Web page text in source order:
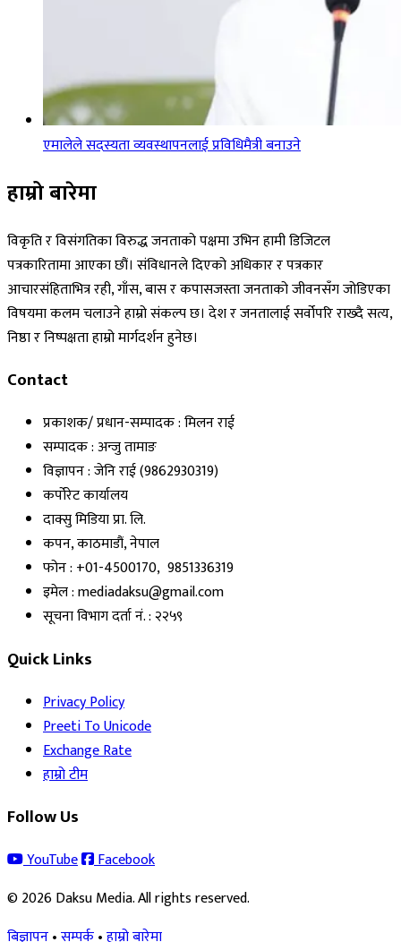
एमालेले सदस्यता व्यवस्थापनलाई प्रविधिमैत्री बनाउने
हाम्रो बारेमा
विकृति र विसंगतिका विरुद्ध जनताको पक्षमा उभिन हामी डिजिटल
पत्रकारितामा आएका छौं। संविधानले दिएको अधिकार र पत्रकार
आचारसंहिताभित्र रही, गाँस, बास र कपासजस्ता जनताको जीवनसँग जोडिएका
विषयमा कलम चलाउने हाम्रो संकल्प छ। देश र जनतालाई सर्वोपरि राख्दै सत्य,
निष्ठा र निष्पक्षता हाम्रो मार्गदर्शन हुनेछ।
Contact
प्रकाशक/ प्रधान-सम्पादक : मिलन राई
सम्पादक : अन्जु तामाङ
विज्ञापन : जेनि राई (9862930319)
कर्पोरेट कार्यालय
दाक्सु मिडिया प्रा. लि.
कपन, काठमाडौं, नेपाल
फोन : +01-4500170, 9851336319
इमेल : mediadaksu@gmail.com
सूचना विभाग दर्ता नं. : २२५९
Quick Links
Privacy Policy
Preeti To Unicode
Exchange Rate
हाम्रो टीम
Follow Us
YouTube
Facebook
© 2026 Daksu Media. All rights reserved.
बिज्ञापन•सम्पर्क•हाम्रो बारेमा